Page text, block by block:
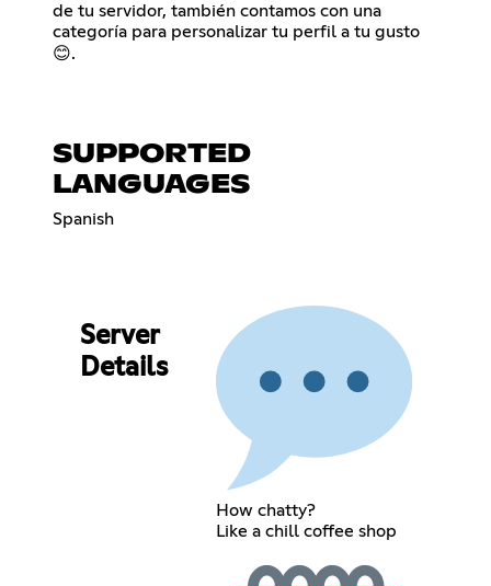
de tu servidor, también contamos con una
categoría para personalizar tu perfil a tu gusto
😊.
SUPPORTED
LANGUAGES
Spanish
Server
Details
How chatty?
Like a chill coffee shop